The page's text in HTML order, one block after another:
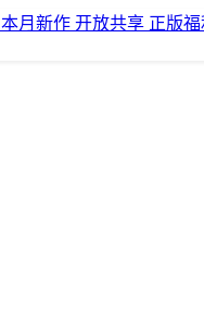
本月新作 开放共享 正版